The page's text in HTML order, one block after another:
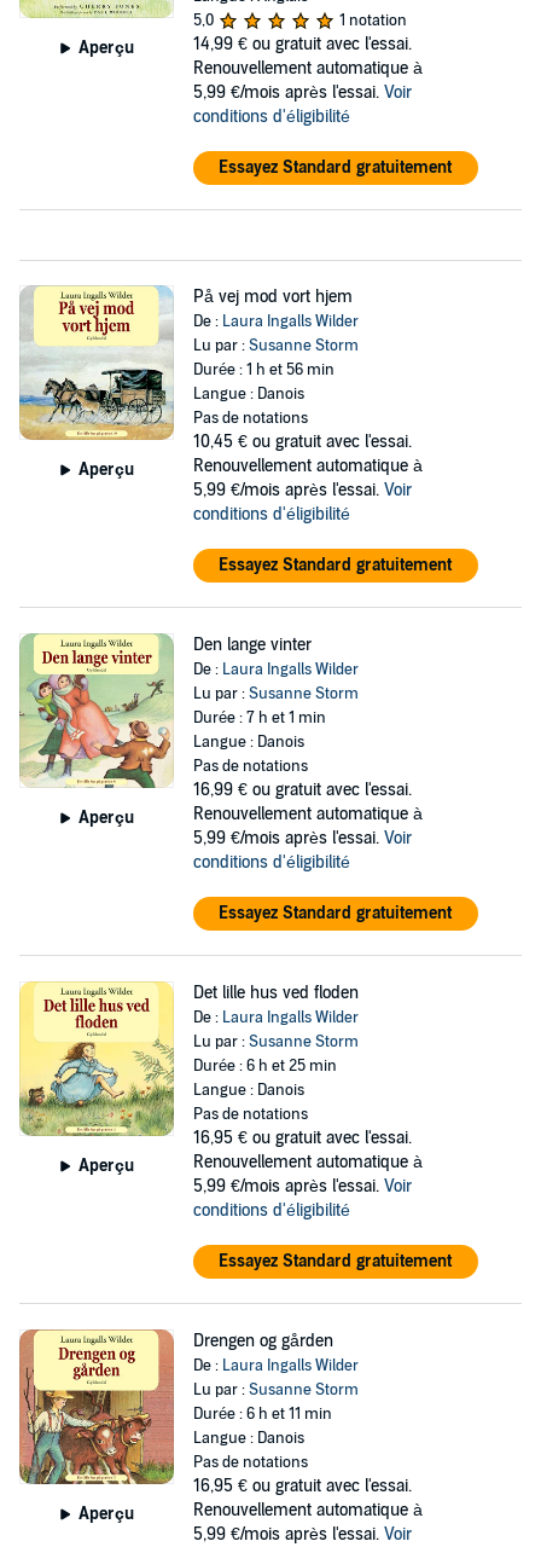
Aperçu
5,0
1 notation
14,99 € ou gratuit avec l'essai.
Renouvellement automatique à
5,99 €/mois après l'essai. Voir
conditions d'éligibilité
Essayez Standard gratuitement
Aperçu
På vej mod vort hjem
De : Laura Ingalls Wilder
Lu par :Susanne Storm
Durée : 1 h et 56 min
Langue : Danois
Pas de notations
10,45 € ou gratuit avec l'essai.
Renouvellement automatique à
5,99 €/mois après l'essai. Voir
conditions d'éligibilité
Essayez Standard gratuitement
Aperçu
Den lange vinter
De : Laura Ingalls Wilder
Lu par :Susanne Storm
Durée : 7 h et 1 min
Langue : Danois
Pas de notations
16,99 € ou gratuit avec l'essai.
Renouvellement automatique à
5,99 €/mois après l'essai. Voir
conditions d'éligibilité
Essayez Standard gratuitement
Aperçu
Det lille hus ved floden
De : Laura Ingalls Wilder
Lu par :Susanne Storm
Durée : 6 h et 25 min
Langue : Danois
Pas de notations
16,95 € ou gratuit avec l'essai.
Renouvellement automatique à
5,99 €/mois après l'essai. Voir
conditions d'éligibilité
Essayez Standard gratuitement
Aperçu
Drengen og gården
De : Laura Ingalls Wilder
Lu par :Susanne Storm
Durée : 6 h et 11 min
Langue : Danois
Pas de notations
16,95 € ou gratuit avec l'essai.
Renouvellement automatique à
5,99 €/mois après l'essai. Voir